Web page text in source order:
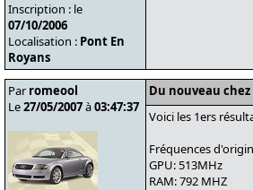
Inscription : le
07/10/2006
Localisation : Pont En
Royans
Par romeool
Le27/05/2007à03:47:37
Du nouveau chez
Voici les 1ers
Fréquences
GPU: 513MHz
RAM: 792 MHZ